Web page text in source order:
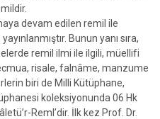
devam edilen remil ile
Bunun yanı sıra,
remil ilmi ile ilgili, müellifi
risale, falnâme, manzume
biri de Milli Kütüphane,
koleksiyonunda 06 Hk
Reml’dir. İlk kez Prof. Dr.